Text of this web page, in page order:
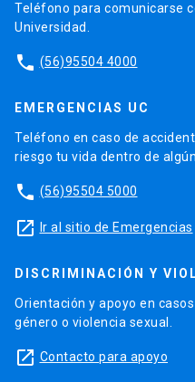
Teléfono para comunicarse
Universidad.
phone (56)95504 4000
EMERGENCIAS UC
Teléfono en caso de
riesgo tu vida dentro de
phone (56)95504 5000
launch Ir al sitio de Emergencias
DISCRIMINACIÓN Y
Orientación y apoyo en
género o violencia sexual.
launch Contacto para apoyo